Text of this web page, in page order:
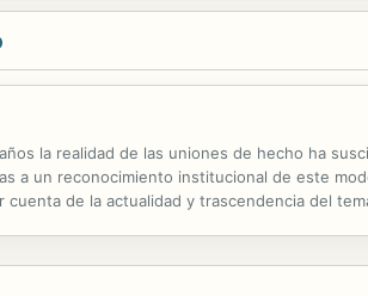
la realidad de las uniones de hecho ha
a un reconocimiento institucional de este
de la actualidad y trascendencia del